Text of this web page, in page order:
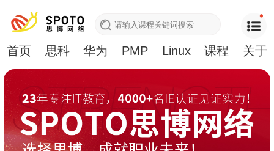
首页 思科 华为 PMP Linux 课程 关于